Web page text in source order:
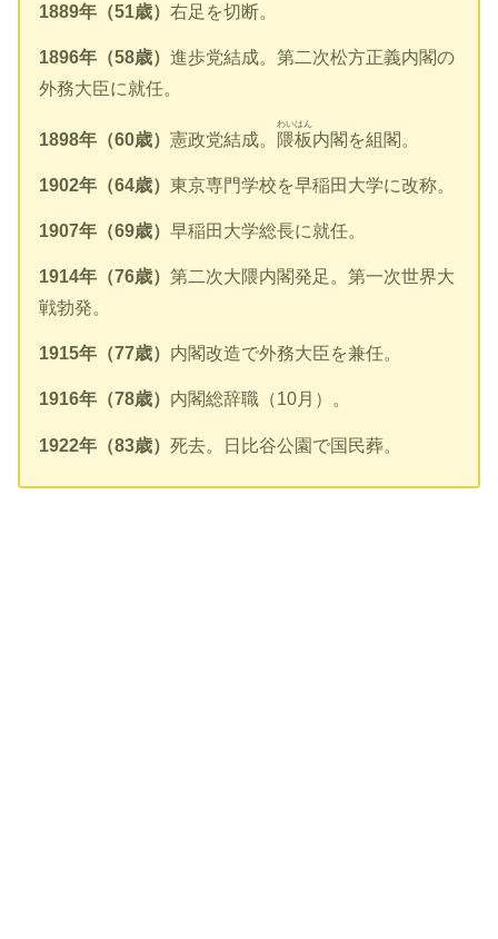
1889年（51歳）右足を切断。
1896年（58歳）進歩党結成。第二次松方正義内閣の
外務大臣に就任。
1898年（60歳）憲政党結成。 隈板
わいはん
内閣を組閣。
1902年（64歳）東京専門学校を早稲田大学に改称。
1907年（69歳）早稲田大学総長に就任。
1914年（76歳）第二次大隈内閣発足。第一次世界大
戦勃発。
1915年（77歳） 内閣改造で外務大臣を兼任。
1916年（78歳） 内閣総辞職（10月）。
1922年（83歳）死去。日比谷公園で国民葬。